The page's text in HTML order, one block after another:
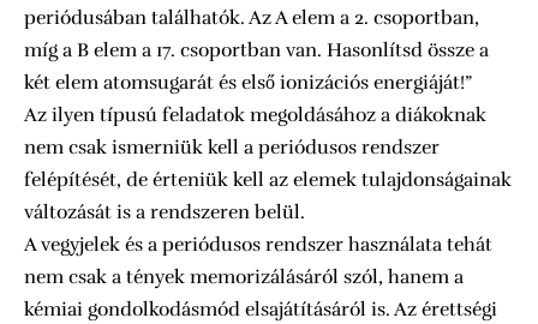
periódusában találhatók. Az A elem a 2. csoportban,
míg a B elem a 17. csoportban van. Hasonlítsd össze a
két elem atomsugarát és első ionizációs energiáját!”
Az ilyen típusú feladatok megoldásához a diákoknak
nem csak ismerniük kell a periódusos rendszer
felépítését, de érteniük kell az elemek tulajdonságainak
változását is a rendszeren belül.
A vegyjelek és a periódusos rendszer használata tehát
nem csak a tények memorizálásáról szól, hanem a
kémiai gondolkodásmód elsajátításáról is. Az érettségi